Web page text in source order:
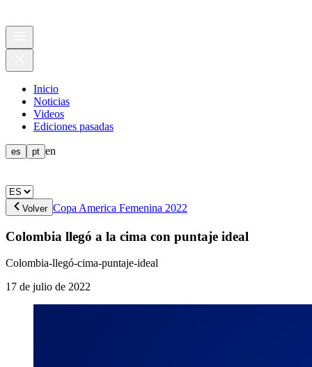
Inicio
Noticias
Videos
Ediciones pasadas
es pt en
Volver Copa America Femenina 2022
Colombia llegó a la cima con puntaje ideal
Colombia-llegó-cima-puntaje-ideal
17 de julio de 2022